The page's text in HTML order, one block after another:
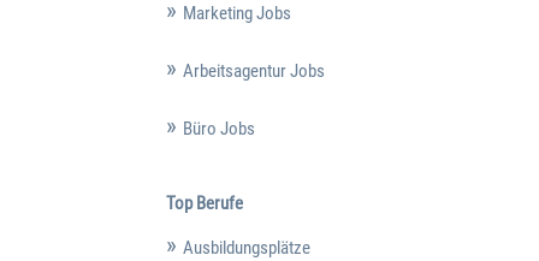
Marketing Jobs
Arbeitsagentur Jobs
Büro Jobs
Top Berufe
Ausbildungsplätze